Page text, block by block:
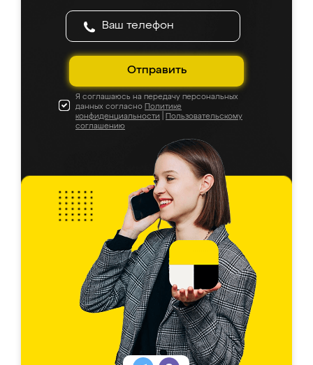
Отправить
Я соглашаюсь на передачу персональных
данных согласно Политике
конфиденциальности
Пользовательскому
соглашению